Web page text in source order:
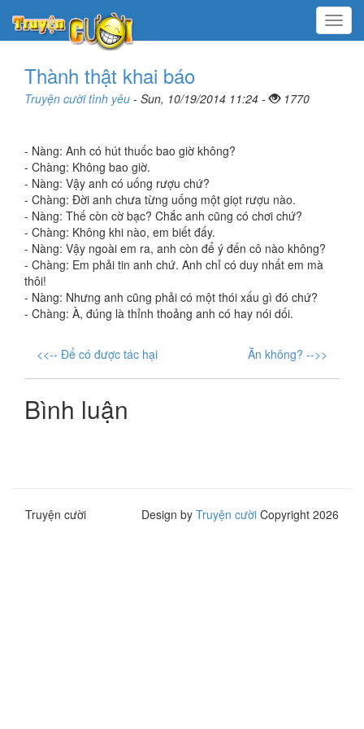
Menu
Thành thật khai báo
Truyện cười tình yêu - Sun, 10/19/2014 11:24 - 1770
- Nàng: Anh có hút thuốc bao giờ không?
- Chàng: Không bao giờ.
- Nàng: Vậy anh có uống rượu chứ?
- Chàng: Đời anh chưa từng uống một giọt rượu nào.
- Nàng: Thế còn cờ bạc? Chắc anh cũng có chơi chứ?
- Chàng: Không khi nào, em biết đấy.
- Nàng: Vậy ngoài em ra, anh còn để ý đến cô nào không?
- Chàng: Em phải tin anh chứ. Anh chỉ có duy nhất em mà
thôi!
- Nàng: Nhưng anh cũng phải có một thói xấu gì đó chứ?
- Chàng: À, đúng là thỉnh thoảng anh có hay nói dối.
<<-- Để có được tác hại Ăn không? -->>
Bình luận
Truyện cười Design by Truyện cười Copyright 2026